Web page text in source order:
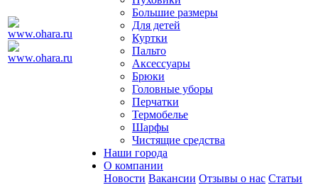
Большие размеры
Для детей
Куртки
Пальто
Аксессуары
Брюки
Головные уборы
Перчатки
Термобелье
Шарфы
Чистящие средства
Наши города
О компании
Новости Вакансии Отзывы о нас Статьи